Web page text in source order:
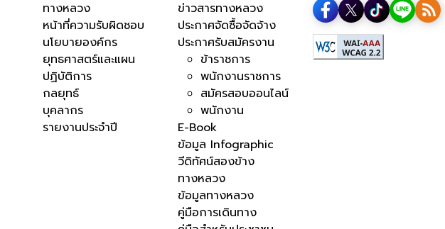
ทางหลวง
หน้าที่ความรับผิดชอบ
นโยบายองค์กร
ยุทธศาสตร์และแผน
ปฏิบัติการ
กลยุทธ์
บุคลากร
รายงานประจำปี
ข่าวสารทางหลวง
ประกาศจัดซื้อจัดจ้าง
ประกาศรับสมัครงาน
ข้าราชการ
พนักงานราชการ
สมัครสอบออนไลน์
พนักงาน
E-Book
ข้อมูล Infographic
วีดิทัศน์สองข้าง
ทางหลวง
ข้อมูลทางหลวง
คู่มือการเดินทาง